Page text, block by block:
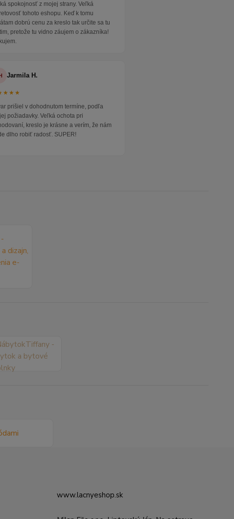
spokojnosť z mojej strany. Veľká
tohoto eshopu. Keď k tomu
dobrú cenu za kreslo tak určite sa tu
pretože tu vidno záujem o zákazníka!
Jarmila H.
prišiel v dohodnutom termíne, podľa
požiadavky. Veľká ochota pri
kreslo je krásne a verím, že nám
dlho robiť radosť. SUPER!
www.lacnyeshop.sk